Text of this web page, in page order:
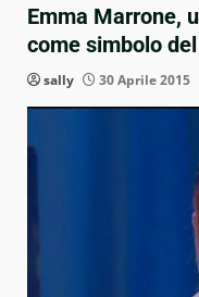
Emma Marrone,
come simbolo
sally 30 Aprile 2015